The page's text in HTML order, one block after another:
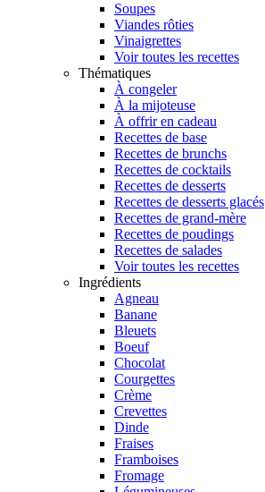
Soupes
Viandes rôties
Vinaigrettes
Voir toutes les recettes
Thématiques
À congeler
À la mijoteuse
À offrir en cadeau
Recettes de base
Recettes de brunchs
Recettes de cocktails
Recettes de desserts
Recettes de desserts glacés
Recettes de grand-mère
Recettes de poudings
Recettes de salades
Voir toutes les recettes
Ingrédients
Agneau
Banane
Bleuets
Boeuf
Chocolat
Courgettes
Crème
Crevettes
Dinde
Fraises
Framboises
Fromage